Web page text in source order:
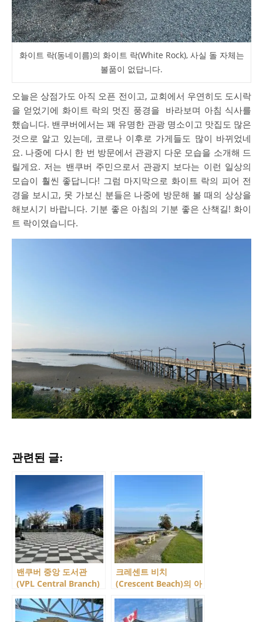
화이트 락(동네이름)의 화이트 락(White Rock), 사실 돌 자체는
볼품이 없답니다.
오늘은 상점가도 아직 오픈 전이고, 교회에서 우연히도 도시락
을 얻었기에 화이트 락의 멋진 풍경을 바라보며 아침 식사를
했습니다. 밴쿠버에서는 꽤 유명한 관광 명소이고 맛집도 많은
것으로 알고 있는데, 코로나 이후로 가게들도 많이 바뀌었네
요. 나중에 다시 한 번 방문에서 관광지 다운 모습을 소개해 드
릴게요. 저는 밴쿠버 주민으로서 관광지 보다는 이런 일상의
모습이 훨씬 좋답니다! 그럼 마지막으로 화이트 락의 피어 전
경을 보시고, 못 가보신 분들은 나중에 방문해 볼 때의 상상을
해보시기 바랍니다. 기분 좋은 아침의 기분 좋은 산책길! 화이
트 락이였습니다.
관련된 글:
밴쿠버 중앙 도서관
(VPL Central Branch)
나요?
크레센트 비치
(Crescent Beach)의 아
밖에 없는 곳!